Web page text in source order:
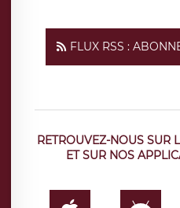
FLUX RSS :
RETROUVEZ-NOUS SUR
ET SUR NOS